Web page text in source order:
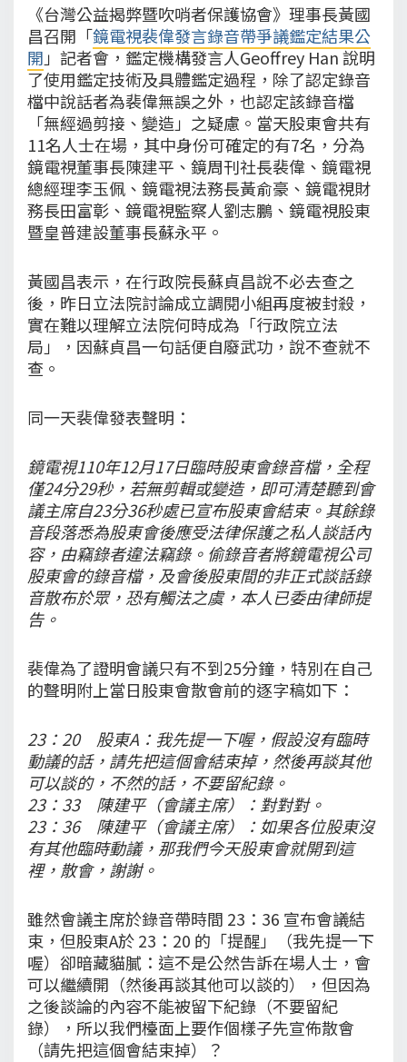
《台灣公益揭弊暨吹哨者保護協會》理事長黃國
昌召開「鏡電視裴偉發言錄音帶爭議鑑定結果公
開 」記者會，鑑定機構發言人Geoffrey Han 說明
了使用鑑定技術及具體鑑定過程，除了認定錄音
檔中說話者為裴偉無誤之外，也認定該錄音檔
「無經過剪接、變造」之疑慮。當天股東會共有
11名人士在場，其中身份可確定的有7名，分為
鏡電視董事長陳建平、鏡周刊社長裴偉、鏡電視
總經理李玉佩、鏡電視法務長黃俞豪、鏡電視財
務長田富彰、鏡電視監察人劉志鵬、鏡電視股東
暨皇普建設董事長蘇永平。
黃國昌表示，在行政院長蘇貞昌說不必去查之
後，昨日立法院討論成立調閱小組再度被封殺，
實在難以理解立法院何時成為「行政院立法
局」，因蘇貞昌一句話便自廢武功，說不查就不
查。
同一天裴偉發表聲明：
鏡電視110年12月17日臨時股東會錄音檔，全程
僅24分29秒，若無剪輯或變造，即可清楚聽到會
議主席自23分36秒處已宣布股東會結束。其餘錄
音段落悉為股東會後應受法律保護之私人談話內
容，由竊錄者違法竊錄。偷錄音者將鏡電視公司
股東會的錄音檔，及會後股東間的非正式談話錄
音散布於眾，恐有觸法之虞，本人已委由律師提
告。
裴偉為了證明會議只有不到25分鐘，特別在自己
的聲明附上當日股東會散會前的逐字稿如下：
23：20 股東A：我先提一下喔，假設沒有臨時
動議的話，請先把這個會結束掉，然後再談其他
可以談的，不然的話，不要留紀錄。
23：33 陳建平（會議主席）：對對對。
23：36 陳建平（會議主席）：如果各位股東沒
有其他臨時動議，那我們今天股東會就開到這
裡，散會，謝謝。
雖然會議主席於錄音帶時間 23：36 宣布會議結
束，但股東A於 23：20 的「提醒」（我先提一下
喔）卻暗藏貓膩：這不是公然告訴在場人士，會
可以繼續開（然後再談其他可以談的），但因為
之後談論的內容不能被留下紀錄（不要留紀
錄），所以我們檯面上要作個樣子先宣佈散會
（請先把這個會結束掉）？